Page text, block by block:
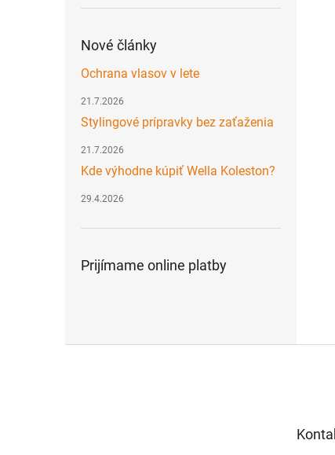
Nové články
Ochrana vlasov v lete
21.7.2026
Stylingové prípravky bez zaťaženia
21.7.2026
Kde výhodne kúpiť Wella Koleston?
29.4.2026
Prijímame online platby